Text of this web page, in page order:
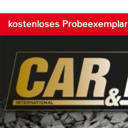
kostenloses Probeexemplar